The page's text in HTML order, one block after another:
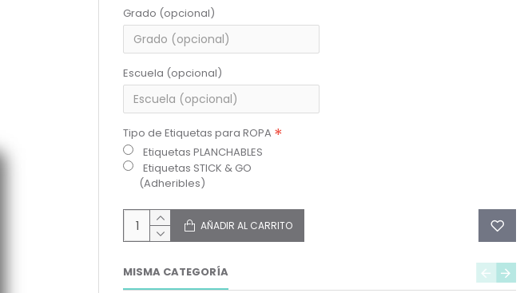
Grado (opcional)
Escuela (opcional)
Tipo de Etiquetas para ROPA
Etiquetas PLANCHABLES
Etiquetas STICK & GO
(Adheribles)
AÑADIR AL CARRITO
MISMA CATEGORÍA